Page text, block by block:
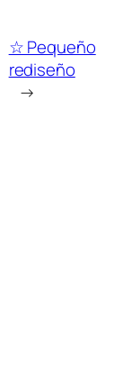
☆ Pequeño
rediseño
→